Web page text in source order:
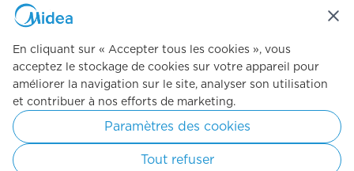
Consultez notre façon de gérer vos données
Modalités
Tout simplement idéal
Droits d'auteur 2026 Midea. Tous droits réservés.
Politique de confidentialité
Clauses d'utilisation
En cliquant sur « Accepter tous les cookies », vous
acceptez le stockage de cookies sur votre appareil pour
améliorer la navigation sur le site, analyser son utilisation
et contribuer à nos efforts de marketing.
Paramètres des cookies
Tout refuser